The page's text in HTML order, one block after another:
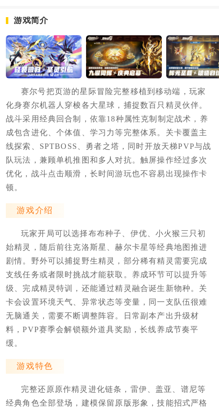
游戏简介
赛尔号把页游的星际冒险完整移植到移动端，玩家
化身赛尔机器人穿梭各大星球，捕捉数百只精灵伙伴。
战斗采用经典回合制，依靠18种属性克制制定战术，养
成包含进化、个体值、学习力等完整体系。关卡覆盖主
线探索、SPTBOSS、勇者之塔，同时开放天梯PVP与战
队玩法，兼顾单机推图和多人对抗。触屏操作经过多次
优化，战斗点击顺滑，长时间游玩也不容易出现操作卡
顿。
游戏介绍
玩家开局可以选择布布种子、伊优、小火猴三只初
始精灵，随后前往克洛斯星、赫尔卡星等经典地图推进
剧情。野外可以捕捉野生精灵，部分稀有精灵需要完成
支线任务或者限时挑战才能获取。养成环节可以提升等
级、完成精灵特训，还能通过精灵融合诞生新物种。关
卡会设置环境天气、异常状态等变量，同一支队伍很难
无脑通关，需要不断调整阵容。日常副本产出升级材
料，PVP赛季会解锁额外道具奖励，长线养成节奏平
缓。
游戏特色
完整还原原作精灵进化链条，雷伊、盖亚、谱尼等
经典角色全部登场，建模保留原版形象，技能招式严格